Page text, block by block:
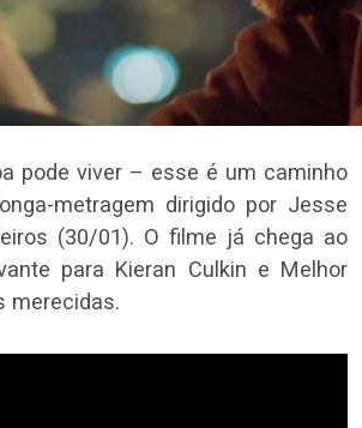
pode viver – esse é um caminho
metragem dirigido por Jesse
(30/01). O filme já chega ao
para Kieran Culkin e Melhor
merecidas.